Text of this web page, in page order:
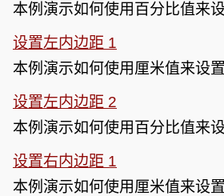
本例演示如何使用百分比值来
设置左内边距 1
本例演示如何使用厘米值来设
设置左内边距 2
本例演示如何使用百分比值来
设置右内边距 1
本例演示如何使用厘米值来设